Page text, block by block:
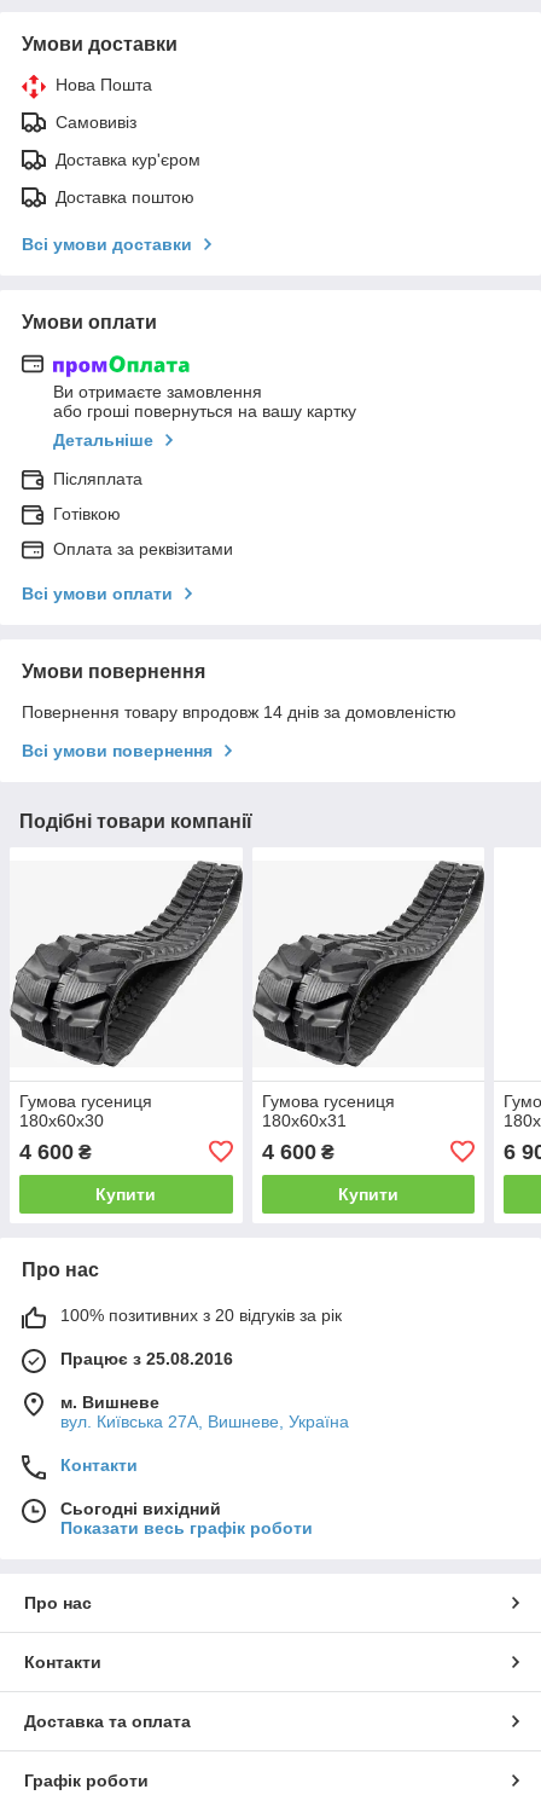
Умови доставки
Нова Пошта
Самовивіз
Доставка кур'єром
Доставка поштою
Всі умови доставки
Умови оплати
Ви отримаєте замовлення
або гроші повернуться на вашу картку
Детальніше
Післяплата
Готівкою
Оплата за реквізитами
Всі умови оплати
Умови повернення
Повернення товару впродовж 14 днів за домовленістю
Всі умови повернення
Подібні товари компанії
Гумова гусениця
180x60x30
4 600 ₴
Купити
Гумова гусениця
180x60x31
4 600₴
Купити
6
Про нас
100% позитивних з 20 відгуків за рік
Працює з 25.08.2016
м. Вишневе
вул. Київська 27А, Вишневе, Україна
Контакти
Сьогодні вихідний
Показати весь графік роботи
Про нас
Контакти
Доставка та оплата
Графік роботи